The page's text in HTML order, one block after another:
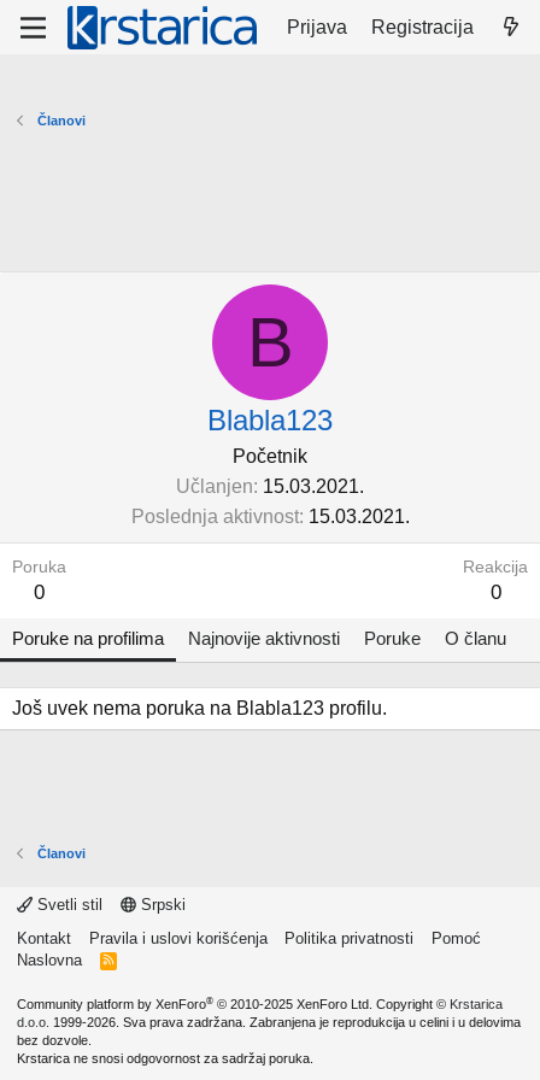
Prijava Registracija
Članovi
B
Blabla123
Početnik
Učlanjen 15.03.2021.
Poslednja aktivnost 15.03.2021.
Poruka
0
Reakcija
0
Poruke na profilima Najnovije aktivnosti Poruke O članu
Još uvek nema poruka na Blabla123 profilu.
Članovi
Svetli stil
Srpski
Kontakt
Pravila i uslovi korišćenja Politika privatnosti
Pomoć
Naslovna
R
Community platform by XenForo® © 2010-2025 XenForo Ltd. Copyright © Krstarica
d.o.o. 1999-2026. Sva prava zadržana. Zabranjena je reprodukcija u celini i u delovima
bez dozvole.
Krstarica ne snosi odgovornost za sadržaj poruka.